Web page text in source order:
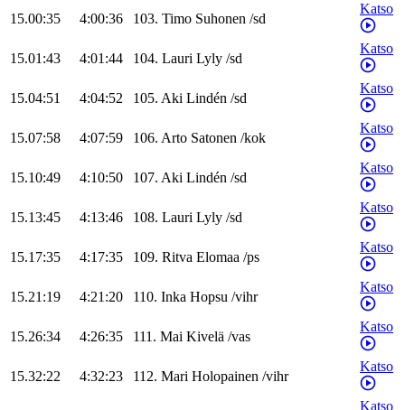
15.00:35 4:00:36 103. Timo Suhonen /sd
Katso
15.01:43 4:01:44 104. Lauri Lyly /sd
Katso
15.04:51 4:04:52 105. Aki Lindén /sd
Katso
15.07:58 4:07:59 106. Arto Satonen /kok
Katso
15.10:49 4:10:50 107. Aki Lindén /sd
Katso
15.13:45 4:13:46 108. Lauri Lyly /sd
Katso
15.17:35 4:17:35 109. Ritva Elomaa /ps
Katso
15.21:19 4:21:20 110. Inka Hopsu /vihr
Katso
15.26:34 4:26:35 111. Mai Kivelä /vas
Katso
15.32:22 4:32:23 112. Mari Holopainen /vihr
Katso
Katso